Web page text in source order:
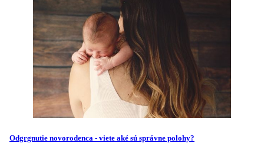
Odgrgnutie novorodenca - viete aké sú správne polohy?